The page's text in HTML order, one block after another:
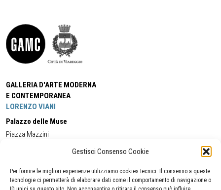
Gestisci Consenso Cookie
Per fornire le migliori esperienze utilizziamo cookies tecnici. Il consenso a queste
tecnologie ci permetterà di elaborare dati come il comportamento di navigazione o
GALLERIA D'ARTE MODERNA
E CONTEMPORANEA
LORENZO VIANI
Palazzo delle Muse
Piazza Mazzini
Cell:+39 338 5714978 (orario apertura Galleria)
Tel:
+39 0584 944580
(orario 09.00/13.00)
Email:gamc@comune.viareggio.lu.it